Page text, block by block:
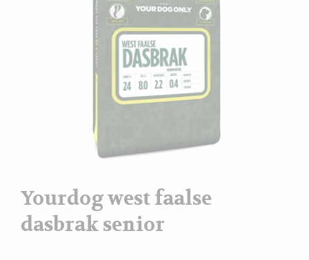
Yourdog west faalse
dasbrak senior